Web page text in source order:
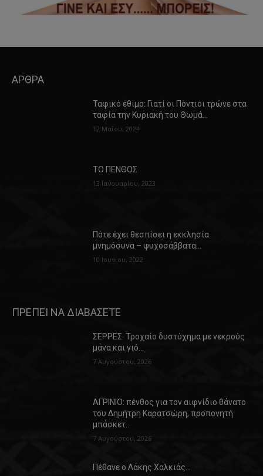
ΑΡΘΡΑ
Ταφικό έθιμο: Γιατί οι Πόντιοι τρώνε στα
ταφία την Κυριακή του Θωμά…
12 Μαΐου, 2024
ΤΟ ΠΕΝΘΟΣ
13 Ιανουαρίου, 2023
Πότε έχει θεσπίσει η εκκλησία
μνημόσυνα – ψυχοσάββατα…
10 Ιουνίου, 2022
ΠΡΕΠΕΙ ΝΑ ΔΙΑΒΑΣΕΤΕ
ΣΕΡΡΕΣ: Τροχαίο δυστύχημα με νεκρούς
μάνα και γιό…
7 Αυγούστου, 2026
ΑΓΡΙΝΙΟ: πένθος για τον αιφνίδιο θάνατο
του Δημήτρη Καρατσώρη, προπονητή
μπάσκετ…
7 Αυγούστου, 2026
Πέθανε ο Λάκης Χαλκιάς…